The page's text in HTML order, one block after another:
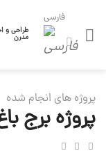
محتوا
طراحی و
مدرن
فارسی
پروژه های انجام شده
پروژه برج